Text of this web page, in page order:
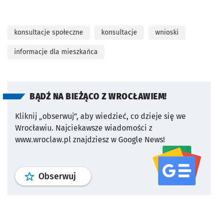
konsultacje społeczne konsultacje wnioski
informacje dla mieszkańca
BĄDŹ NA BIEŻĄCO Z WROCŁAWIEM!
Kliknij „obserwuj”, aby wiedzieć, co dzieje się we
Wrocławiu. Najciekawsze wiadomości z
www.wroclaw.pl znajdziesz w Google News!
Obserwuj profil serwisu